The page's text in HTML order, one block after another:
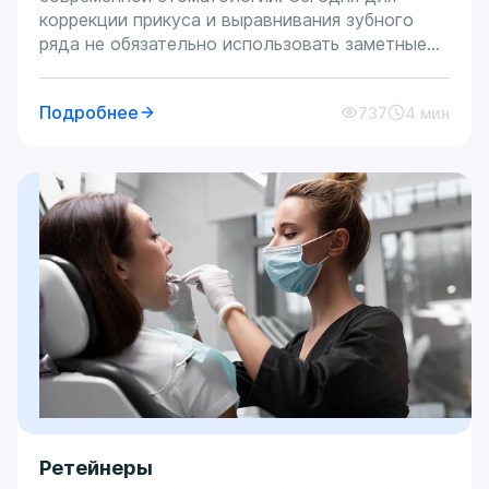
коррекции прикуса и выравнивания зубного
ряда не обязательно использовать заметные
ортодонтии, предлагающим комфорт, эстетику
Подробнее 737 4 мин
Ретейнеры